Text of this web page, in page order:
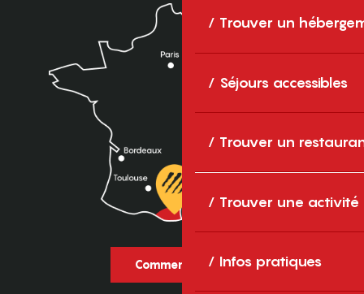
Trouver un
Séjours accessibles
Trouver un
Trouver une activité
Infos pratiques
Comment venir ?